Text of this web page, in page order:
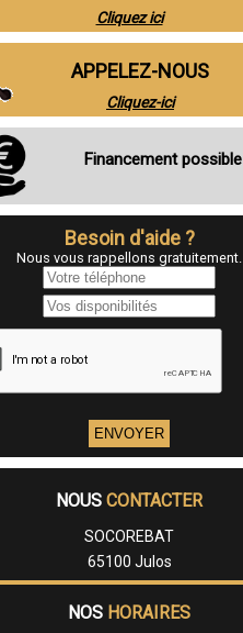
Cliquez ici
APPELEZ-NOUS
Cliquez-ici
Financement possible
Besoin d'aide ?
Nous vous rappellons gratuitement.
NOUS CONTACTER
SOCOREBAT
65100 Julos
NOS HORAIRES